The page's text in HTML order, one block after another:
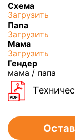
Схема
Загрузить
Папа
Загрузить
Мама
Загрузить
Гендер
мама / папа